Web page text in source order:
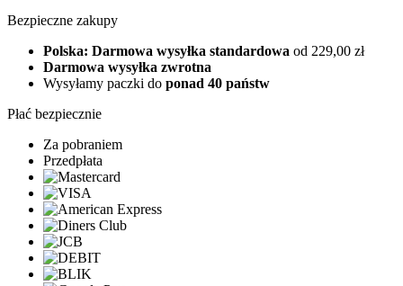
Bezpieczne zakupy
Polska: Darmowa wysyłka standardowa od 229,00 zł
Darmowa wysyłka zwrotna
Wysyłamy paczki do ponad 40 państw
Płać bezpiecznie
Za pobraniem
Przedpłata